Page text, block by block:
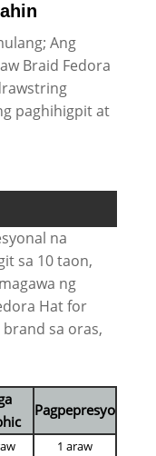
Ang
Braid Fedora
paghihigpit at
na
sa 10 taon,
ng
Hat for
sa oras,
Pagpepresyo
1 araw